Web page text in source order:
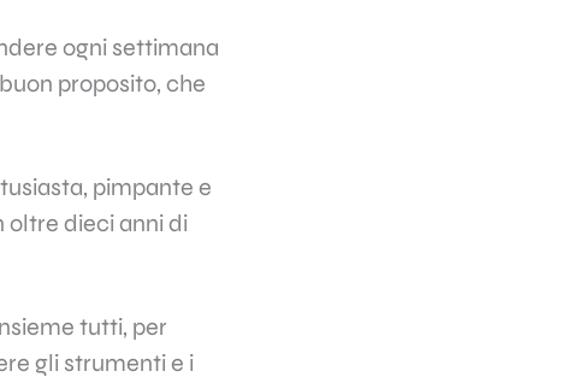
ogni settimana
proposito, che
pimpante e
oltre dieci anni di
tutti, per
gli strumenti e i